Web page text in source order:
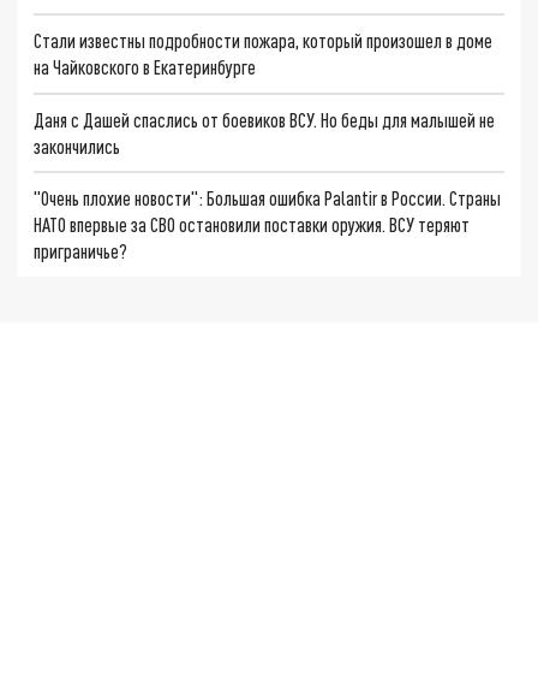
Стали известны подробности пожара, который произошел в доме
на Чайковского в Екатеринбурге
Даня с Дашей спаслись от боевиков ВСУ. Но беды для малышей не
закончились
"Очень плохие новости": Большая ошибка Palantir в России. Страны
НАТО впервые за СВО остановили поставки оружия. ВСУ теряют
приграничье?